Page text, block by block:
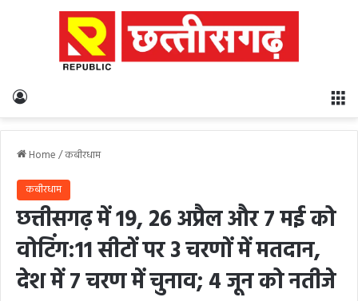
Home/कबीरधाम
कबीरधाम
छत्तीसगढ़ में 19, 26 अप्रैल और 7 मई को
वोटिंग:11 सीटों पर 3 चरणों में मतदान,
देश में 7 चरण में चुनाव; 4 जून को नतीजे